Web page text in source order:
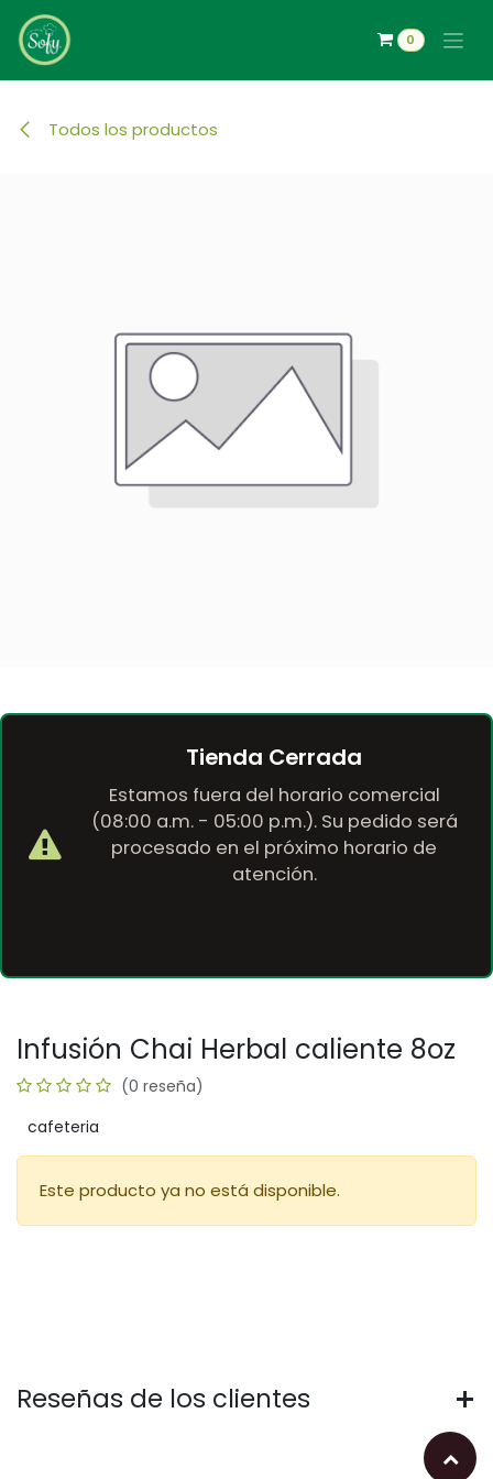
Ir al contenido
0
Todos los productos
Tienda Cerrada
Estamos fuera del horario comercial
(08:00 a.m. - 05:00 p.m.). Su pedido será
procesado en el próximo horario de
atención.
Infusión Chai Herbal caliente 8oz
(0 reseña)
cafeteria
Este producto ya no está disponible.
Reseñas de los clientes